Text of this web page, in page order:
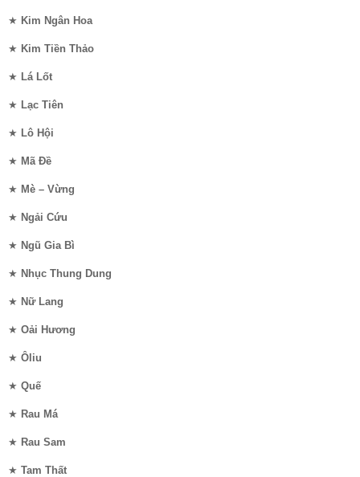
★ Kim Ngân Hoa
★ Kim Tiền Thảo
★ Lá Lốt
★ Lạc Tiên
★ Lô Hội
★ Mã Đề
★ Mè – Vừng
★ Ngải Cứu
★ Ngũ Gia Bì
★ Nhục Thung Dung
★ Nữ Lang
★ Oải Hương
★ Ôliu
★ Quế
★ Rau Má
★ Rau Sam
★ Tam Thất